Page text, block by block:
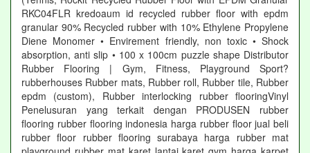
RKC04FLR kredoaum id recycled rubber floor with epdm
granular 90% Recycled rubber with 10% Ethylene Propylene
Diene Monomer • Envirement friendly, non toxic • Shock
absorption, anti slip • 100 x 100cm puzzle shape Distributor
Rubber Flooring | Gym, Fitness, Playground Sport?
rubberhouses Rubber mats, Rubber roll, Rubber tile, Rubber
epdm (custom), Rubber interlocking rubber flooringVinyl
Penelusuran yang terkait dengan PRODUSEN rubber
flooring rubber flooring indonesia harga rubber floor jual beli
rubber floor rubber flooring surabaya harga rubber mat